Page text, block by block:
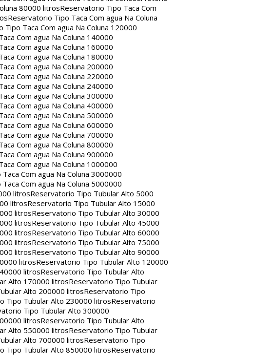
80000 litrosReservatorio Tipo Taca Com
Reservatorio Tipo Taca Com agua Na Coluna
Tipo Taca Com agua Na Coluna 120000
Com agua Na Coluna 140000
Com agua Na Coluna 160000
Com agua Na Coluna 180000
Com agua Na Coluna 200000
Com agua Na Coluna 220000
Com agua Na Coluna 240000
Com agua Na Coluna 300000
Com agua Na Coluna 400000
Com agua Na Coluna 500000
Com agua Na Coluna 600000
Com agua Na Coluna 700000
Com agua Na Coluna 800000
Com agua Na Coluna 900000
Com agua Na Coluna 1000000
Com agua Na Coluna 3000000
Com agua Na Coluna 5000000
litrosReservatorio Tipo Tubular Alto 5000
litrosReservatorio Tipo Tubular Alto 15000
litrosReservatorio Tipo Tubular Alto 30000
litrosReservatorio Tipo Tubular Alto 45000
litrosReservatorio Tipo Tubular Alto 60000
litrosReservatorio Tipo Tubular Alto 75000
litrosReservatorio Tipo Tubular Alto 90000
litrosReservatorio Tipo Tubular Alto 120000
litrosReservatorio Tipo Tubular Alto
Alto 170000 litrosReservatorio Tipo Tubular
Alto 200000 litrosReservatorio Tipo
Tipo Tubular Alto 230000 litrosReservatorio
Tipo Tubular Alto 300000
litrosReservatorio Tipo Tubular Alto
Alto 550000 litrosReservatorio Tipo Tubular
Alto 700000 litrosReservatorio Tipo
Tipo Tubular Alto 850000 litrosReservatorio